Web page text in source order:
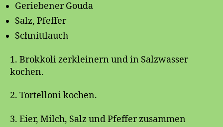
Geriebener Gouda
Salz, Pfeffer
Schnittlauch
1. Brokkoli zerkleinern und in Salzwasser
kochen.
2. Tortelloni kochen.
3. Eier, Milch, Salz und Pfeffer zusammen